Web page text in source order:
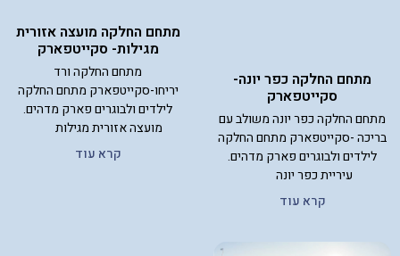
מתחם החלקה כפר יונה-
סקייטפארק
מתחם החלקה כפר יונה משולב עם
בריכה -סקייטפארק מתחם החלקה
לילדים ולבוגרים פארק מדהים.
עיריית כפר יונה
קרא עוד
מתחם החלקה מועצה אזורית
מגילות- סקייטפארק
מתחם החלקה ורד
יריחו-סקייטפארק מתחם החלקה
לילדים ולבוגרים פארק מדהים.
מועצה אזורית מגילות
קרא עוד